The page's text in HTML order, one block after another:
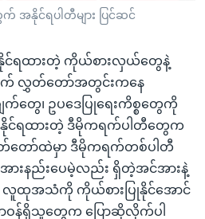
နိုင်ရပါတီများ ပြင်ဆင်
နိုင်ရထားတဲ့ ကိုယ်စားလှယ်တွေနဲ့
က် လွှတ်တော်အတွင်းကနေ
ေ၊ ဥပဒေပြုရေးကိစ္စတွေကို
ရထားတဲ့ ဒီမိုကရက်ပါတီတွေက
တ်တော်ထဲမှာ ဒီမိုကရက်တစ်ပါတီ
းနည်းပေမဲ့လည်း ရှိတဲ့အင်အားနဲ့
လူထုအသံကို ကိုယ်စားပြုနိုင်အောင်
န်ရှိသူတွေက ပြောဆိုလိုက်ပါ